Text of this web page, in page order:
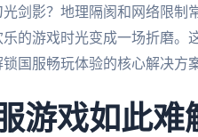
剑影？地理隔阂和网络限制
的游戏时光变成一场折磨。
国服畅玩体验的核心解决方案
游戏如此难